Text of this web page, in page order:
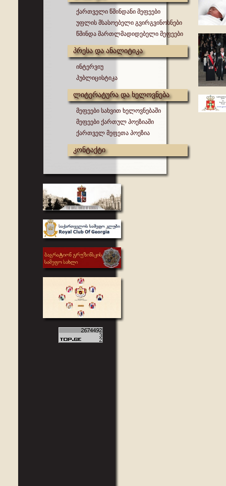
ქართველი წმინდანი მეფეები
უფლის მსასოებელი გვირგვინოსნები
წმინდა მართლმადიდებელი მეფეები
პრესა და ანალიტიკა
ინტერვიუ
პუბლიცისტიკა
ლიტერატურა და ხელოვნება
მეფეები სახვით ხელოვნებაში
მეფეები ქართულ პოეზიაში
ქართველ მეფეთა პოეზია
კონტაქტი